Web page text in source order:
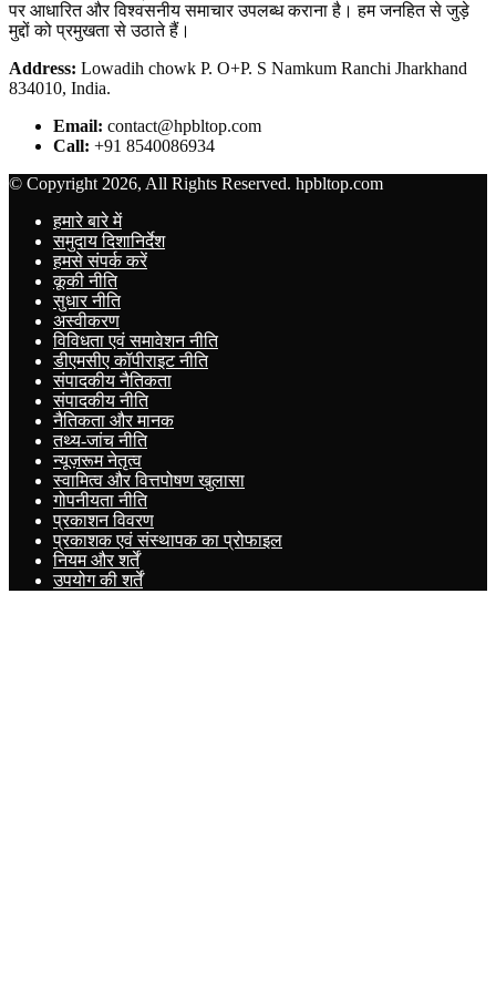
पर आधारित और विश्वसनीय समाचार उपलब्ध कराना है। हम जनहित से जुड़े
मुद्दों को प्रमुखता से उठाते हैं।
Address: Lowadih chowk P. O+P. S Namkum Ranchi Jharkhand
834010, India.
Email: contact@hpbltop.com
Call: +91 8540086934
© Copyright 2026, All Rights Reserved. hpbltop.com
हमारे बारे में
समुदाय दिशानिर्देश
हमसे संपर्क करें
कूकी नीति
सुधार नीति
अस्वीकरण
विविधता एवं समावेशन नीति
डीएमसीए कॉपीराइट नीति
संपादकीय नैतिकता
संपादकीय नीति
नैतिकता और मानक
तथ्य-जांच नीति
न्यूज़रूम नेतृत्व
स्वामित्व और वित्तपोषण खुलासा
गोपनीयता नीति
प्रकाशन विवरण
प्रकाशक एवं संस्थापक का प्रोफाइल
नियम और शर्तें
उपयोग की शर्तें